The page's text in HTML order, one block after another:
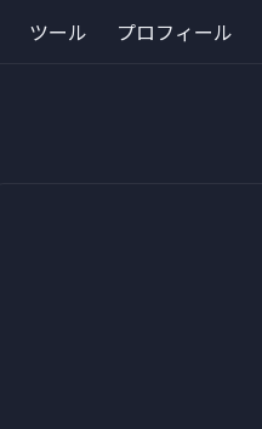
ツール プロフィール